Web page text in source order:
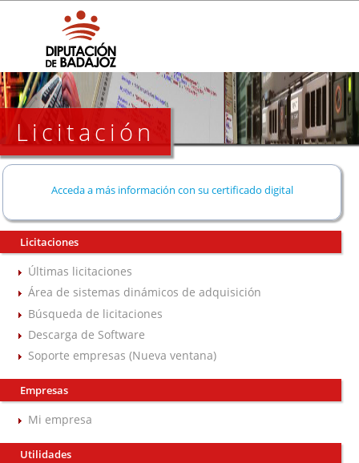
Licitación
Acceda a más información con su certificado digital
Licitaciones
Últimas licitaciones
Área de sistemas dinámicos de adquisición
Búsqueda de licitaciones
Descarga de Software
Soporte empresas (Nueva ventana)
Empresas
Mi empresa
Utilidades